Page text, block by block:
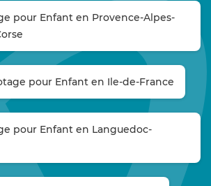
pour Enfant en Provence-Alpes-
pour Enfant en Ile-de-France
pour Enfant en Languedoc-